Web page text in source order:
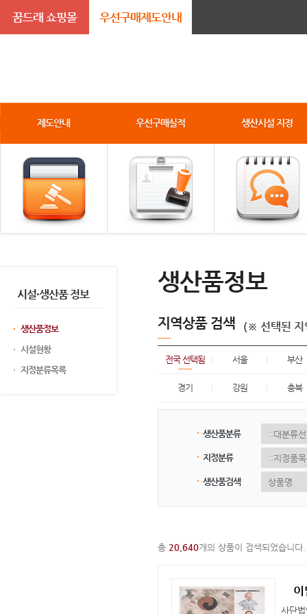
꿈드래 쇼핑몰 우선구매제도안내
제도안내 우선구매실적 생산시설 지정
시설·생산품 정보
생산품정보
시설현황
지정분류목록
생산품정보
지역상품 검색 (※ 선택된 지
전국 선택됨 서울 부산
경기 강원 충북
생산품분류
지정분류
생산품검색
총 20,640개의 상품이 검색되었습니다.